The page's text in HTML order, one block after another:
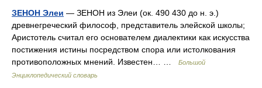
ЗЕНОН Элеи — ЗЕНОН из Элеи (ок. 490 430 до н. э.)
древнегреческий философ, представитель элейской школы;
Аристотель считал его основателем диалектики как искусства
постижения истины посредством спора или истолкования
противоположных мнений. Известен… …
Большой
Энциклопедический словарь